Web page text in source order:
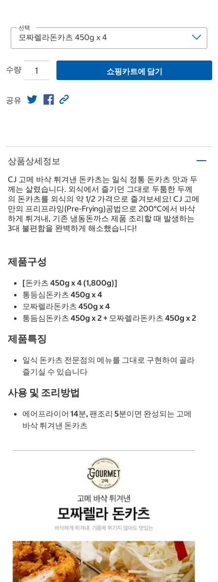
선택
수량 쇼핑카트에 담기
공유
상품상세정보
CJ 고메 바삭 튀겨낸 돈카츠는 일식 정통 돈카츠 맛과 두
께는 살렸습니다. 외식에서 즐기던 그대로 두툼한 두께
의 돈카츠를 외식의 약 1/2 가격으로 즐겨보세요! CJ 고메
만의 프리프라잉(Pre-Frying)공법으로 200°C에서 바삭
하게 튀겨내, 기존 냉동돈까스 제품 조리할 때 발생하는
3대 불편함을 완벽하게 해소했습니다!
제품구성
[돈카츠 450g x 4 (1,800g)]
통등심돈카츠 450g x 4
모짜렐라돈카츠 450g x 4
통듬심돈카츠 450g x 2 + 모짜렐라돈카츠 450g x 2
제품특징
일식 돈카츠 전문점의 메뉴를 그대로 구현하여 골라
즐기실 수 있습니다
사용 및 조리방법
에어프라이어 14분, 팬조리 5분이면 완성되는 고메
바삭 튀겨낸 돈카츠